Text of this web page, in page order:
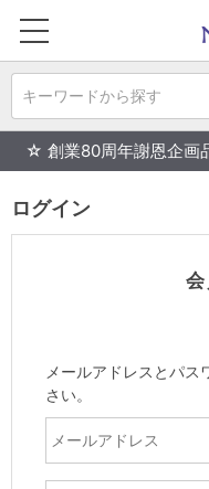
キーワードから探す
☆ 創業80周年謝恩企画
ログイン
メールアドレスとパ
さい。